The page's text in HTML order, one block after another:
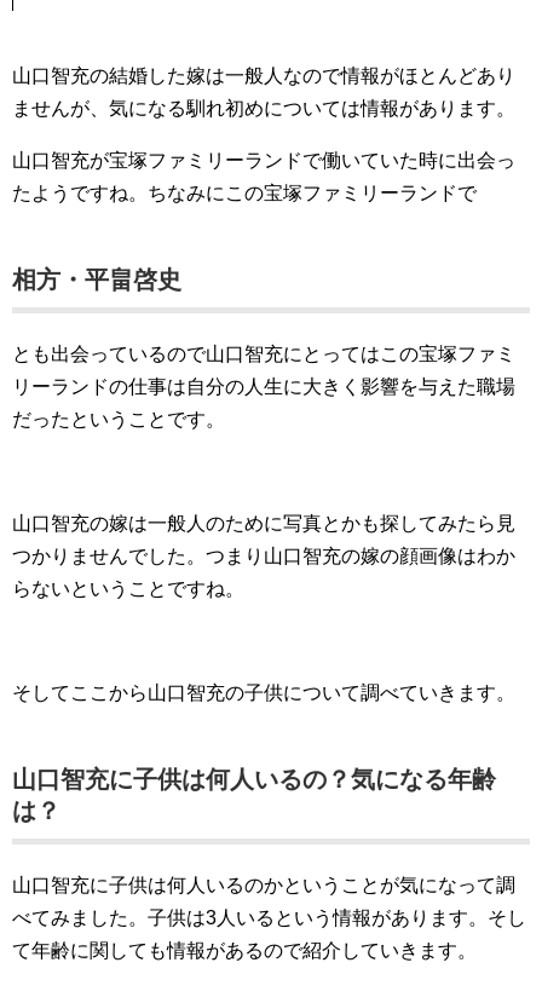
山口智充の結婚した嫁は一般人なので情報がほとんどあり
ませんが、気になる馴れ初めについては情報があります。
山口智充が宝塚ファミリーランドで働いていた時に出会っ
たようですね。ちなみにこの宝塚ファミリーランドで
相方・平畠啓史
とも出会っているので山口智充にとってはこの宝塚ファミ
リーランドの仕事は自分の人生に大きく影響を与えた職場
だったということです。
山口智充の嫁は一般人のために写真とかも探してみたら見
つかりませんでした。つまり山口智充の嫁の顔画像はわか
らないということですね。
そしてここから山口智充の子供について調べていきます。
山口智充に子供は何人いるの？気になる年齢
は？
山口智充に子供は何人いるのかということが気になって調
べてみました。子供は3人いるという情報があります。そし
て年齢に関しても情報があるので紹介していきます。